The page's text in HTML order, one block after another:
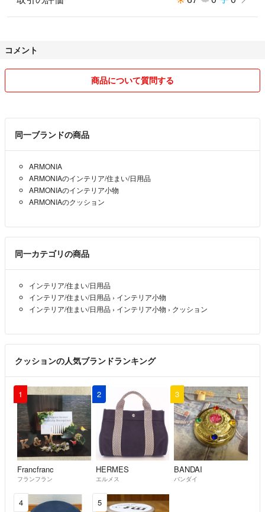
コメント
商品について質問する
同一ブランドの商品
ARMONIA
ARMONIAのインテリア/住まい/日用品
ARMONIAのインテリア小物
ARMONIAのクッション
同一カテゴリの商品
インテリア/住まい/日用品
インテリア/住まい/日用品 › インテリア小物
インテリア/住まい/日用品 › インテリア小物 › クッション
クッションの人気ブランドランキング
1
Francfranc
フランフラン
2
HERMES
エルメス
3
BANDAI
バンダイ
4 5